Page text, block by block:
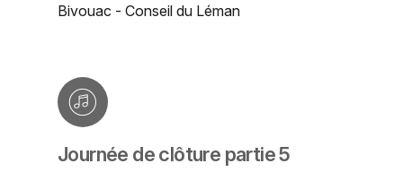
Bivouac - Conseil du Léman
Journée de clôture partie 5